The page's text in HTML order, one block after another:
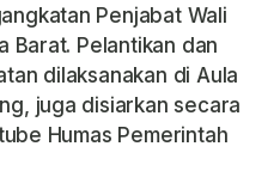
Penjabat Wali
Barat. Pelantikan dan
dilaksanakan di Aula
juga disiarkan secara
Humas Pemerintah